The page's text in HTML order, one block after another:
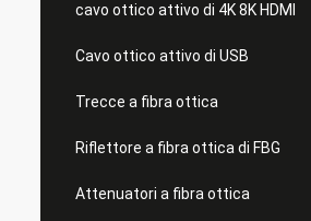
cavo ottico attivo di 4K 8K HDMI
Cavo ottico attivo di USB
Trecce a fibra ottica
Riflettore a fibra ottica di FBG
Attenuatori a fibra ottica